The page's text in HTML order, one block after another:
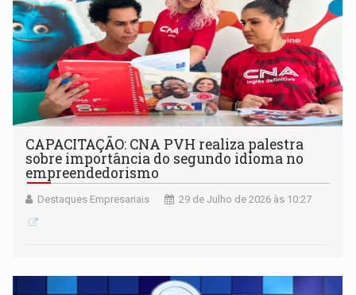
CAPACITAÇÃO: CNA PVH realiza palestra
sobre importância do segundo idioma no
empreendedorismo
Destaques Empresariais 29 de Julho de 2026 às 10:27